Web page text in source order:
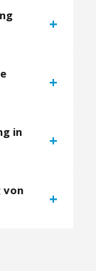
+
+
in
+
von
+